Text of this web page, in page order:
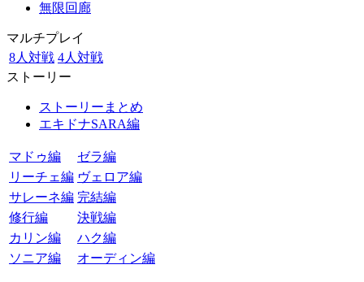
無限回廊
マルチプレイ
8人対戦 4人対戦
ストーリー
ストーリーまとめ
エキドナSARA編
マドゥ編
ゼラ編
リーチェ編 ヴェロア編
サレーネ編 完結編
修行編
決戦編
カリン編
ハク編
ソニア編
オーディン編